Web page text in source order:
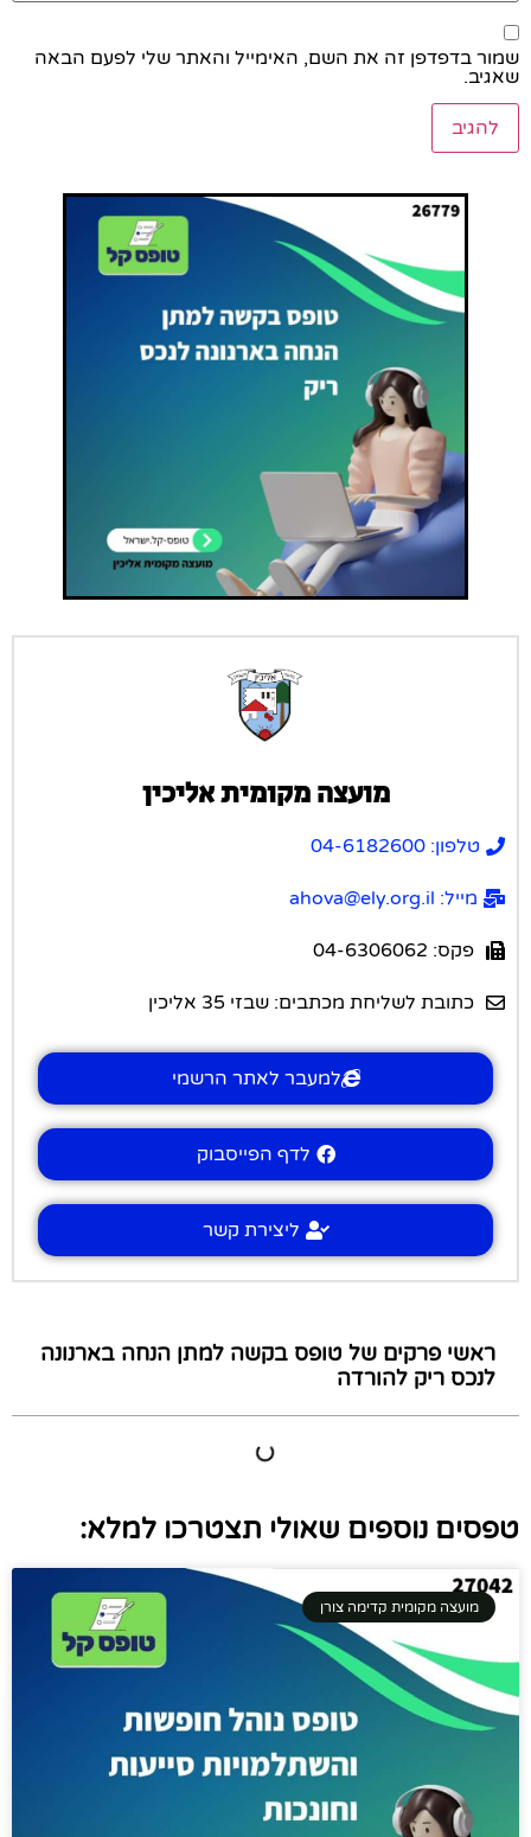
שמור בדפדפן זה את השם, האימייל והאתר שלי לפעם הבאה
שאגיב.
מועצה מקומית אליכין
טלפון: 04-6182600
מייל: ahova@ely.org.il
פקס: 04-6306062
כתובת לשליחת מכתבים: שבזי 35 אליכין
למעבר לאתר הרשמי
לדף הפייסבוק
ליצירת קשר
ראשי פרקים של טופס בקשה למתן הנחה בארנונה
לנכס ריק להורדה
טפסים נוספים שאולי תצטרכו למלא:
מועצה מקומית קדימה צורן